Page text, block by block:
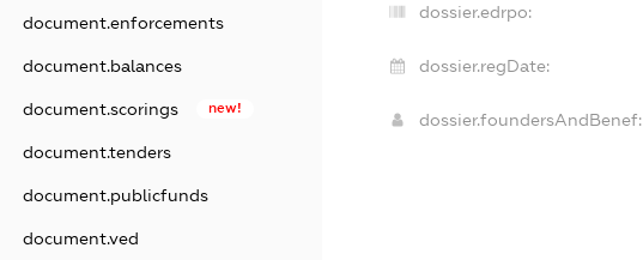
document.enforcements
document.balances
document.scorings new!
document.tenders
document.publicfunds
document.ved
dossier.edrpo:
dossier.regDate:
dossier.foundersAndBenef: